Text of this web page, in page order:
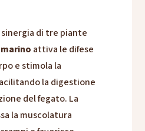
di tre piante
attiva le difese
e stimola la
la digestione
del fegato. La
la muscolatura